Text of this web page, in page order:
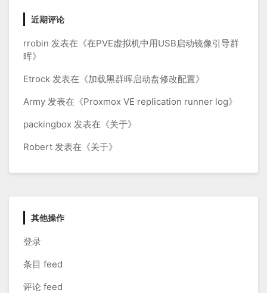
近期评论
rrobin 发表在《在PVE虚拟机中用USB启动镜像引导群
晖》
Etrock 发表在《加载黑群晖启动盘修改配置》
Army 发表在《Proxmox VE replication runner log》
packingbox 发表在《关于》
Robert 发表在《关于》
其他操作
登录
条目 feed
评论 feed